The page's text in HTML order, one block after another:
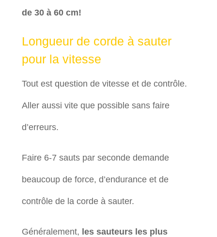
de 30 à 60 cm!
Longueur de corde à sauter
pour la vitesse
Tout est question de vitesse et de contrôle.
Aller aussi vite que possible sans faire
d’erreurs.
Faire 6-7 sauts par seconde demande
beaucoup de force, d’endurance et de
contrôle de la corde à sauter.
Généralement, les sauteurs les plus